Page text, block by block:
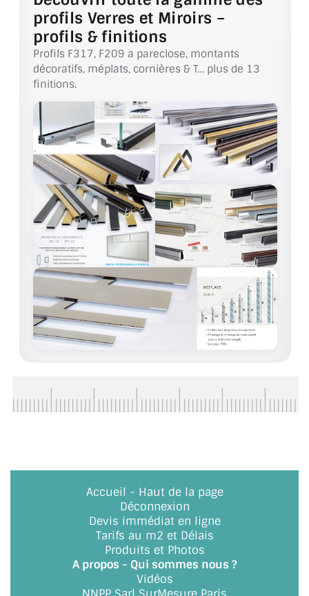
VERRE ANTI-REFLET
VERRE LAQUÉ/CRÉDENCE
VERRE FEUILLETÉ/TREMPÉ
DALLE DE SOL EN VERRE
PORTE EN VERRE
GARDE CORPS EN VERRE
VERRIÈRE TYPE ATELIER
VERRES TEXTURÉS
PLEXIGLAS PMMA
DOUBLE VITRAGE
ACCESSOIRES & QUINCAILLERIE
CATALOGUE DE PROFILS ET FIXATION DU
LES FIXATIONS POUR MIROIR
PLATS ET CORNIÈRES
LES CHARNIÈRES DE PORTE EN VERRE
BOUTONS ET POIGNÉES
profils Verres et Miroirs –
profils & finitions
Profils F317, F209 a pareclose, montants
décoratifs, méplats, cornières & T… plus de 13
finitions.
Accueil - Haut de la page
Déconnexion
Devis immédiat en ligne
Tarifs au m2 et Délais
Produits et Photos
A propos - Qui sommes nous ?
Vidéos